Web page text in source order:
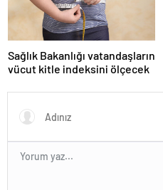
Sağlık Bakanlığı vatandaşların
vücut kitle indeksini ölçecek